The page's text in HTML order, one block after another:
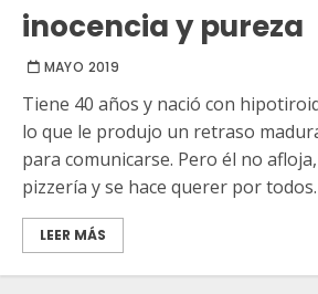
inocencia y pureza
MAYO 2019
Tiene 40 años y nació con
lo que le produjo un retraso
para comunicarse. Pero él no
pizzería y se hace querer por todos.
LEER MÁS